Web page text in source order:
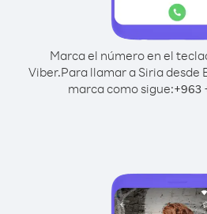
Marca el número en el
Viber.Para llamar a Siria desde
marca como sigue:+963